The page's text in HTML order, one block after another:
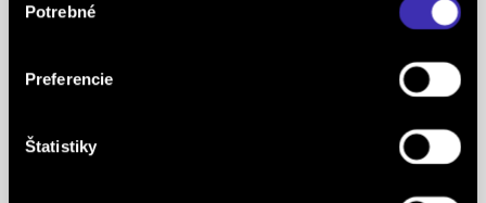
súhlasu
Potrebné
Preferencie
Štatistiky
FINAL-CD získalo prestížny certifikát AAA Highest
Creditworthiness, tento certifikát je jedným z
definujúcich kvalitu obchodnej činnosti. Je